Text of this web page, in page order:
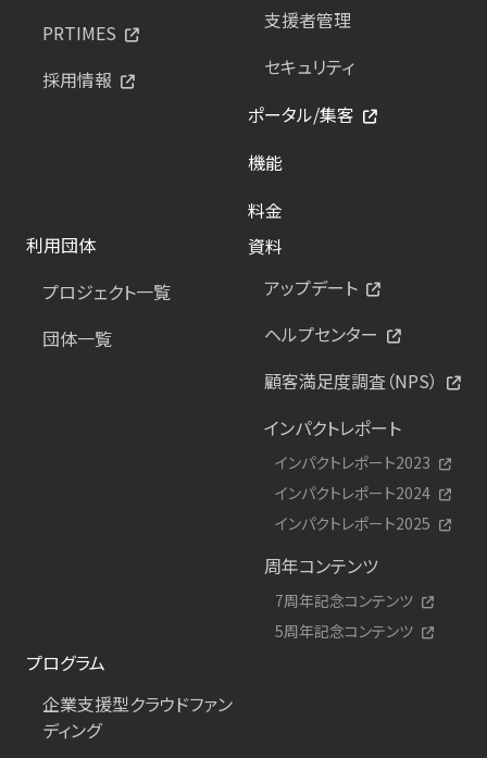
PRTIMES
採用情報
支援者管理
セキュリティ
ポータル/集客
機能
料金
利用団体
プロジェクト一覧
団体一覧
資料
アップデート
ヘルプセンター
顧客満足度調査（NPS）
インパクトレポート
インパクトレポート2023
インパクトレポート2024
インパクトレポート2025
周年コンテンツ
7周年記念コンテンツ
5周年記念コンテンツ
プログラム
企業支援型クラウドファン
ディング